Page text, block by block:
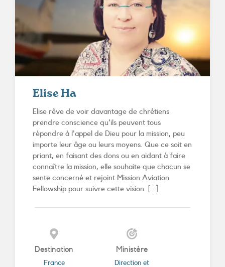
Elise Ha
Elise rêve de voir davantage de chrétiens
prendre conscience qu'ils peuvent tous
répondre à l'appel de Dieu pour la mission, peu
importe leur âge ou leurs moyens. Que ce soit en
priant, en faisant des dons ou en aidant à faire
connaître la mission, elle souhaite que chacun se
sente concerné et rejoint Mission Aviation
Fellowship pour suivre cette vision. [...]
Destination
France
Ministère
Direction et